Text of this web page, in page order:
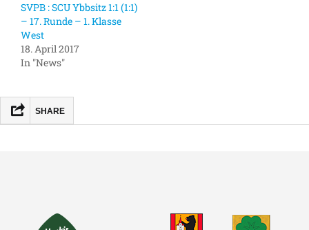
SVPB : SCU Ybbsitz 1:1 (1:1)
– 17. Runde – 1. Klasse
West
18. April 2017
In "News"
SHARE
TEILEN